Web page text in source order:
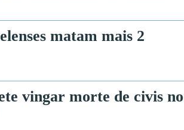
matam mais 2
vingar morte de civis no